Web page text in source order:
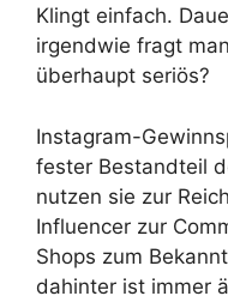
Klingt einfach.
irgendwie fragt
überhaupt seriös?
Instagram-
fester Bestandteil
nutzen sie zur
Influencer zur
Shops zum
dahinter ist immer